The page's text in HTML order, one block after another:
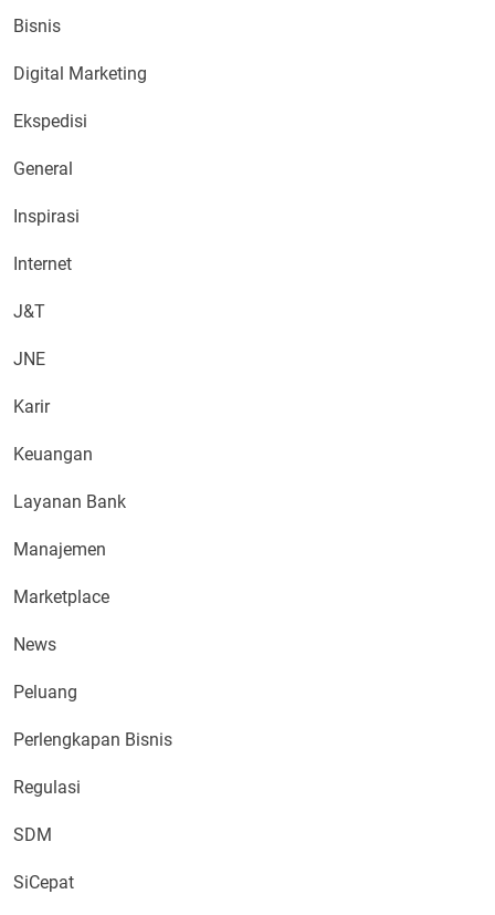
Bisnis
Digital Marketing
Ekspedisi
General
Inspirasi
Internet
J&T
JNE
Karir
Keuangan
Layanan Bank
Manajemen
Marketplace
News
Peluang
Perlengkapan Bisnis
Regulasi
SDM
SiCepat